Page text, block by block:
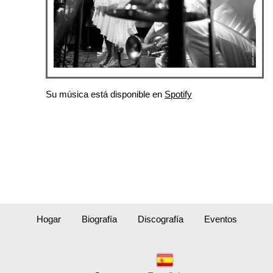
Su música está disponible en Spotify
Hogar Biografía Discografía Eventos